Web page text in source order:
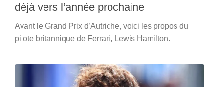
déjà vers l’année prochaine
Avant le Grand Prix d’Autriche, voici les propos du
pilote britannique de Ferrari, Lewis Hamilton.